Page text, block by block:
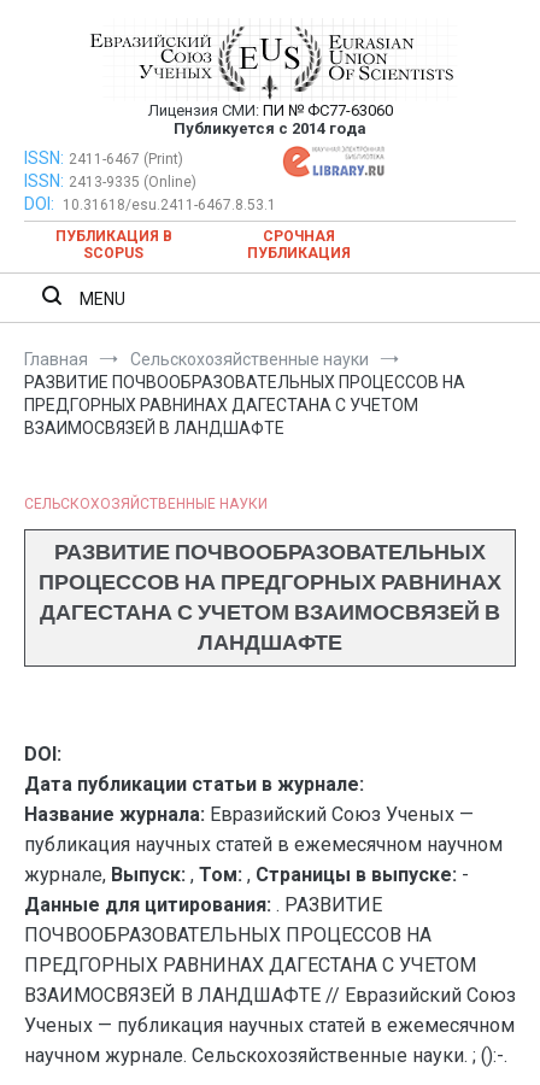
Евразийский Союз Ученых —
публикация научных статей в
ежемесячном научном журнале
Лицензия СМИ: ПИ № ФС77-63060
Публикуется с 2014 года
Евразийский Союз Ученых — публикация научных статей в
ежемесячном научном журнале
ISSN: 2411-6467 (Print)
ISSN: 2413-9335 (Online)
DOI:
10.31618/esu.2411-6467.8.53.1
ПУБЛИКАЦИЯ В
SCOPUS
СРОЧНАЯ
ПУБЛИКАЦИЯ
MENU
Главная
Сельскохозяйственные науки
РАЗВИТИЕ ПОЧВООБРАЗОВАТЕЛЬНЫХ ПРОЦЕССОВ НА
ПРЕДГОРНЫХ РАВНИНАХ ДАГЕСТАНА С УЧЕТОМ
ВЗАИМОСВЯЗЕЙ В ЛАНДШАФТЕ
СЕЛЬСКОХОЗЯЙСТВЕННЫЕ НАУКИ
РАЗВИТИЕ ПОЧВООБРАЗОВАТЕЛЬНЫХ
ПРОЦЕССОВ НА ПРЕДГОРНЫХ РАВНИНАХ
ДАГЕСТАНА С УЧЕТОМ ВЗАИМОСВЯЗЕЙ В
ЛАНДШАФТЕ
DOI:
Дата публикации статьи в журнале:
Название журнала: Евразийский Союз Ученых —
публикация научных статей в ежемесячном научном
журнале, Выпуск: , Том: , Страницы в выпуске: -
Данные для цитирования: . РАЗВИТИЕ
ПОЧВООБРАЗОВАТЕЛЬНЫХ ПРОЦЕССОВ НА
ПРЕДГОРНЫХ РАВНИНАХ ДАГЕСТАНА С УЧЕТОМ
ВЗАИМОСВЯЗЕЙ В ЛАНДШАФТЕ // Евразийский Союз
Ученых — публикация научных статей в ежемесячном
научном журнале. Сельскохозяйственные науки. ; ():-.